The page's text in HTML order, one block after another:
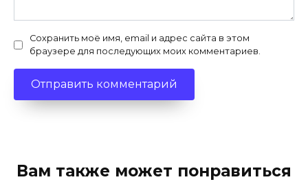
Сохранить моё имя, email и адрес сайта в этом
браузере для последующих моих комментариев.
Вам также может понравиться